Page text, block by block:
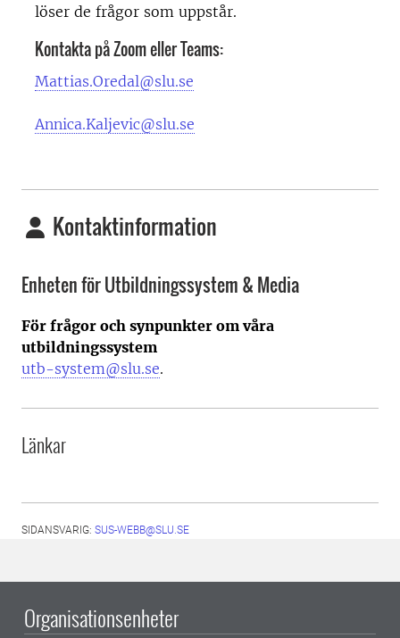
löser de frågor som uppstår.
Kontakta på Zoom eller Teams:
Mattias.Oredal@slu.se
Annica.Kaljevic@slu.se
Kontaktinformation
Enheten för Utbildningssystem & Media
För frågor och synpunkter om våra
utbildningssystem
utb-system@slu.se.
Länkar
SIDANSVARIG: SUS-WEBB@SLU.SE
Organisationsenheter